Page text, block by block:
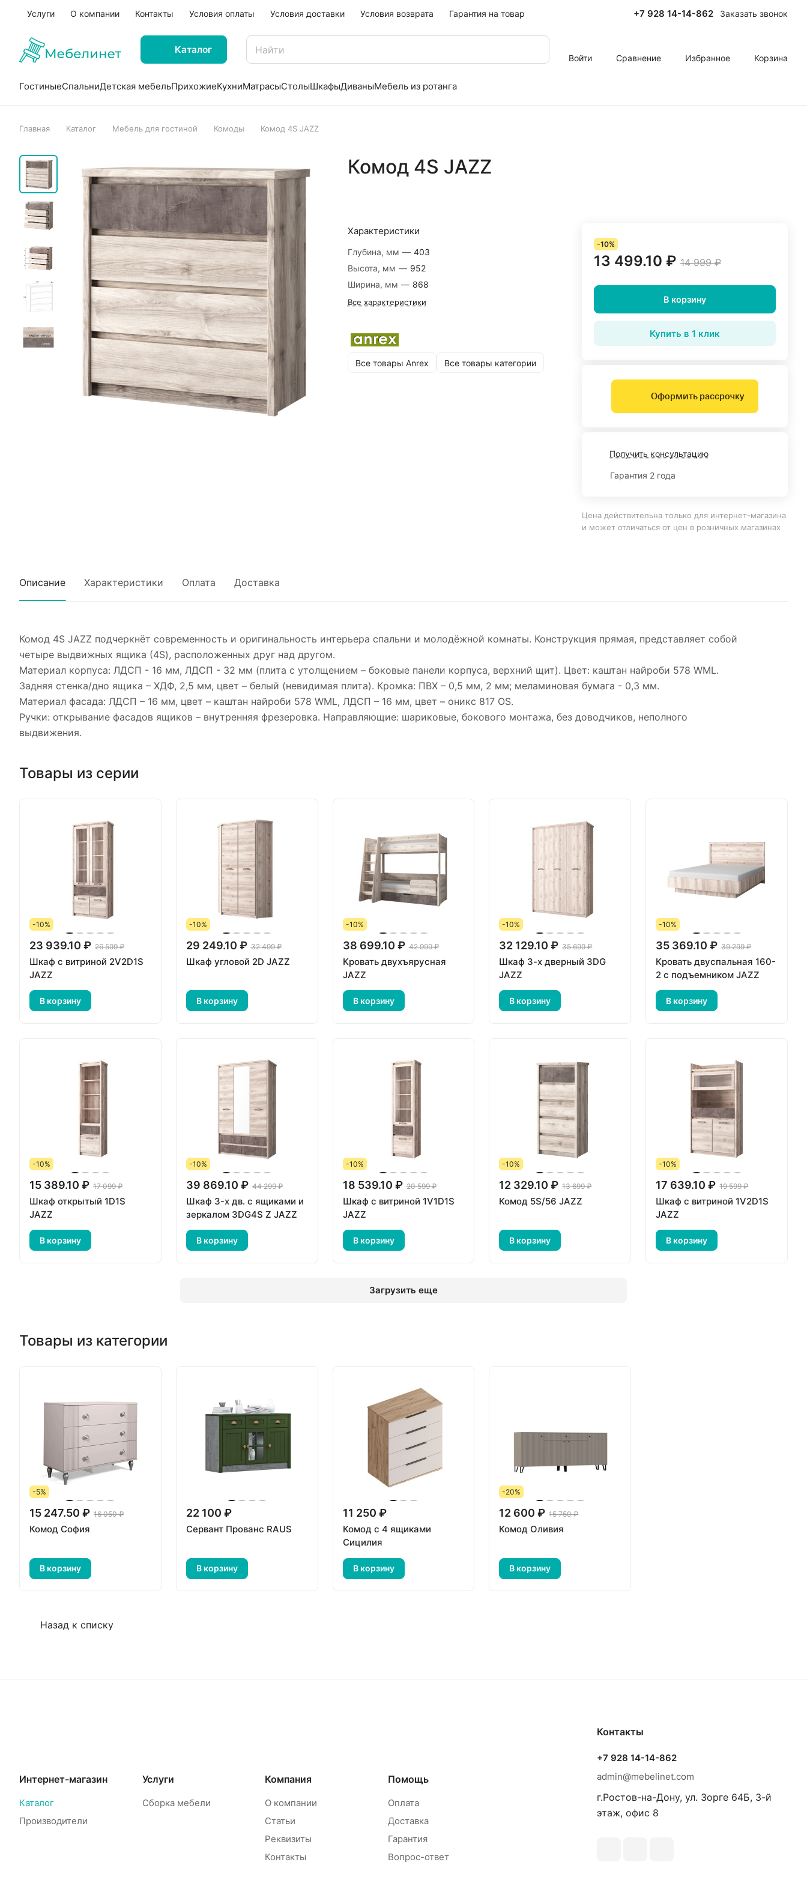
Услуги О компании Контакты Условия оплаты Условия доставки Условия возврата Гарантия на товар +7 928 14-14-862 Заказать звонок
Каталог
Войти Сравнение Избранное Корзина
ГостиныеСпальниДетская мебельПрихожиеКухниМатрасыСтолыШкафыДиваныМебель из ротанга
Главная Каталог Мебель для гостиной Комоды Комод 4S JAZZ
Комод 4S JAZZ
Характеристики
Глубина, мм — 403
Высота, мм — 952
Ширина, мм — 868
Все характеристики
Все товары Anrex Все товары категории
-10%
13 499.10 ₽ 14 999 ₽
В корзину
Купить в 1 клик
Оформить рассрочку
Получить консультацию
Гарантия 2 года
Цена действительна только для интернет-магазина
и может отличаться от цен в розничных магазинах
Описание Характеристики Оплата Доставка
Комод 4S JAZZ подчеркнёт современность и оригинальность интерьера спальни и молодёжной комнаты. Конструкция прямая, представляет собой
четыре выдвижных ящика (4S), расположенных друг над другом.
Материал корпуса: ЛДСП - 16 мм, ЛДСП - 32 мм (плита с утолщением – боковые панели корпуса, верхний щит). Цвет: каштан найроби 578 WML.
Задняя стенка/дно ящика – ХДФ, 2,5 мм, цвет – белый (невидимая плита). Кромка: ПВХ – 0,5 мм, 2 мм; меламиновая бумага - 0,3 мм.
Материал фасада: ЛДСП – 16 мм, цвет – каштан найроби 578 WML, ЛДСП – 16 мм, цвет – оникс 817 OS.
Ручки: открывание фасадов ящиков – внутренняя фрезеровка. Направляющие: шариковые, бокового монтажа, без доводчиков, неполного
выдвижения.
Товары из серии
-10%
23 939.10 ₽ 26 599 ₽
Шкаф с витриной 2V2D1S
JAZZ
В корзину
-10%
29 249.10 ₽ 32 499 ₽
Шкаф угловой 2D JAZZ
В корзину
-10%
38 699.10 ₽ 42 999 ₽
Кровать двухъярусная
JAZZ
В корзину
-10%
32 129.10 ₽ 35 699 ₽
Шкаф 3-х дверный 3DG
JAZZ
В корзину
-10%
35 369.10 ₽ 39 299 ₽
Кровать двуспальная 160-
2 с подъемником JAZZ
В корзину
-10%
15 389.10 ₽ 17 099 ₽
Шкаф открытый 1D1S
JAZZ
В корзину
-10%
39 869.10 ₽ 44 299 ₽
Шкаф 3-х дв. с ящиками и
зеркалом 3DG4S Z JAZZ
В корзину
-10%
18 539.10 ₽ 20 599 ₽
Шкаф с витриной 1V1D1S
JAZZ
В корзину
-10%
12 329.10 ₽ 13 699 ₽
Комод 5S/56 JAZZ
В корзину
-10%
17 639.10 ₽ 19 599 ₽
Шкаф с витриной 1V2D1S
JAZZ
В корзину
Загрузить еще
Товары из категории
-5%
15 247.50 ₽ 16 050 ₽
Комод София
В корзину
22 100 ₽
Сервант Прованс RAUS
В корзину
11 250 ₽
Комод с 4 ящиками
Сицилия
В корзину
-20%
12 600 ₽ 15 750 ₽
Комод Оливия
В корзину
Назад к списку
Интернет-магазин
Каталог
Производители
Услуги
Сборка мебели
Компания
О компании
Статьи
Реквизиты
Контакты
Помощь
Оплата
Доставка
Гарантия
Вопрос-ответ
Контакты
+7 928 14-14-862
admin@mebelinet.com
г.Ростов-на-Дону, ул. Зорге 64Б, 3-й
этаж, офис 8